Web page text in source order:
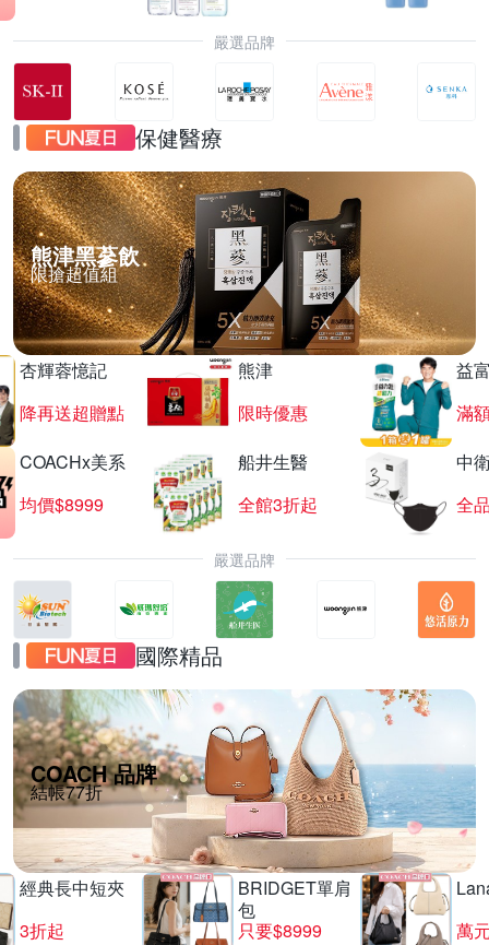
嚴選品牌
保健醫療
熊津黑蔘飲
限搶超值組
杏輝蓉憶記
降再送超贈點
熊津
限時優惠
益
滿
COACHx美系
均價$8999
船井生醫
全館3折起
中
全
嚴選品牌
國際精品
COACH 品牌
結帳77折
經典長中短夾
3折起
BRIDGET單肩
包
只要$8999
萬